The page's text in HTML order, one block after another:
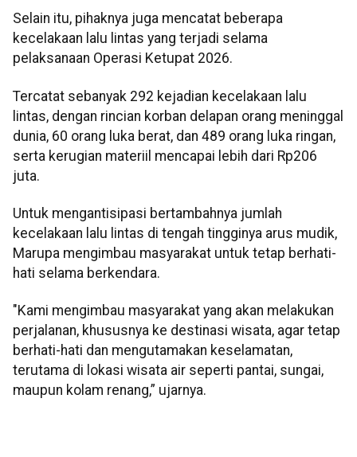
Selain itu, pihaknya juga mencatat beberapa
kecelakaan lalu lintas yang terjadi selama
pelaksanaan Operasi Ketupat 2026.
Tercatat sebanyak 292 kejadian kecelakaan lalu
lintas, dengan rincian korban delapan orang meninggal
dunia, 60 orang luka berat, dan 489 orang luka ringan,
serta kerugian materiil mencapai lebih dari Rp206
juta.
Untuk mengantisipasi bertambahnya jumlah
kecelakaan lalu lintas di tengah tingginya arus mudik,
Marupa mengimbau masyarakat untuk tetap berhati-
hati selama berkendara.
"Kami mengimbau masyarakat yang akan melakukan
perjalanan, khususnya ke destinasi wisata, agar tetap
berhati-hati dan mengutamakan keselamatan,
terutama di lokasi wisata air seperti pantai, sungai,
maupun kolam renang,” ujarnya.